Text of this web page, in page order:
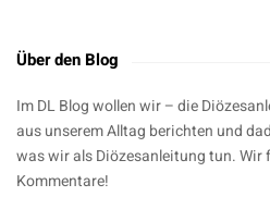
Über den Blog
Im DL Blog wollen wir – die
aus unserem Alltag berichten und
was wir als Diözesanleitung tun. Wir
Kommentare!